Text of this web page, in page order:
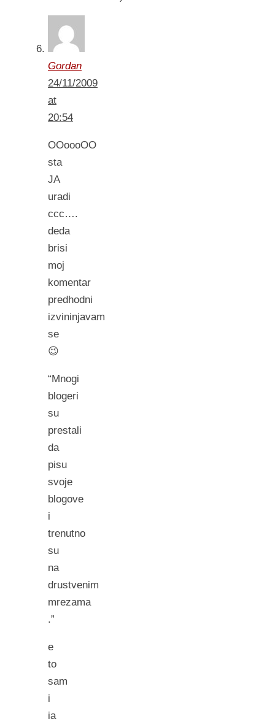
Gordan
24/11/2009
at
20:54
OOoooOO
sta
JA
uradi
ccc….
deda
brisi
moj
komentar
predhodni
izvininjavam
se
😉
“Mnogi
blogeri
su
prestali
da
pisu
svoje
blogove
i
trenutno
su
na
drustvenim
mrezama
.”
e
to
sam
i
ja